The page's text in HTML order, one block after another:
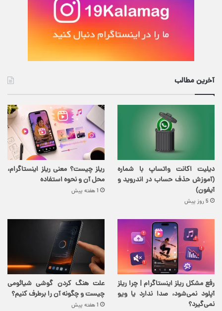
آخرین مطالب
دیلیت اکانت واتساپ با شماره
(آموزش حذف حساب در اندروید و
آیفون)
5 روز پیش
ریلز چیست؟ معنی ریلز اینستاگرام،
محل آن و نحوه استفاده
1 هفته پیش
رفع مشکل ریلز اینستاگرام | چرا ریلز
آپلود نمی‌شود، صدا ندارد یا ویو
نمی‌گیرد؟
علت هنگ کردن گوشی شیائومی
چیست و چگونه آن را برطرف کنیم؟
1 هفته پیش